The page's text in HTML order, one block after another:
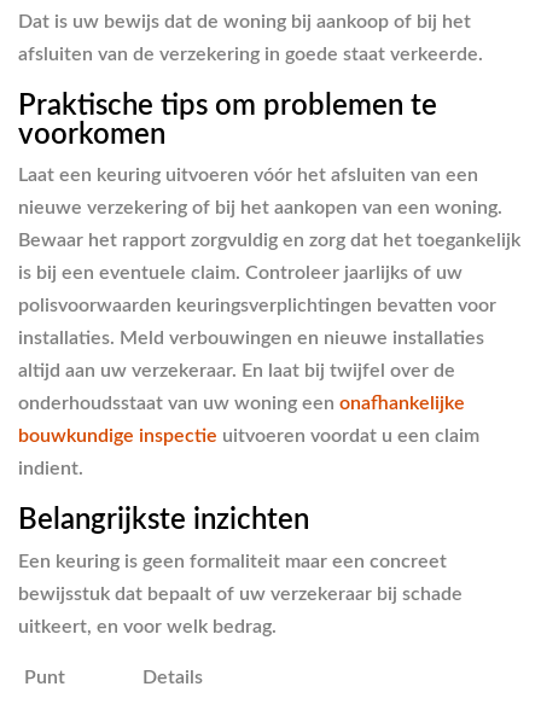
Dat is uw bewijs dat de woning bij aankoop of bij het
afsluiten van de verzekering in goede staat verkeerde.
Praktische tips om problemen te
voorkomen
Laat een keuring uitvoeren vóór het afsluiten van een
nieuwe verzekering of bij het aankopen van een woning.
Bewaar het rapport zorgvuldig en zorg dat het toegankelijk
is bij een eventuele claim. Controleer jaarlijks of uw
polisvoorwaarden keuringsverplichtingen bevatten voor
installaties. Meld verbouwingen en nieuwe installaties
altijd aan uw verzekeraar. En laat bij twijfel over de
onderhoudsstaat van uw woning een onafhankelijke
bouwkundige inspectie uitvoeren voordat u een claim
indient.
Belangrijkste inzichten
Een keuring is geen formaliteit maar een concreet
bewijsstuk dat bepaalt of uw verzekeraar bij schade
uitkeert, en voor welk bedrag.
Punt Details